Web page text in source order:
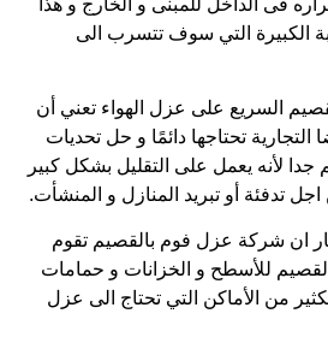
فى الداخل للمبنى و الخارج و هذا
الكبيرة التي سوف تتسرب الى
السريع على عزل الهواء تعني أن
التجارية تحتاجها دائمًا و حل تحديات
جدا لأنه يعمل على التقليل بشكل كبير
تدفئة أو تبريد المنازل و المنشأت.
ان شركة عزل فوم بالقصيم تقوم
للأسطح و الخزانات و حمامات
من الأماكن التي تحتاج الى عزل